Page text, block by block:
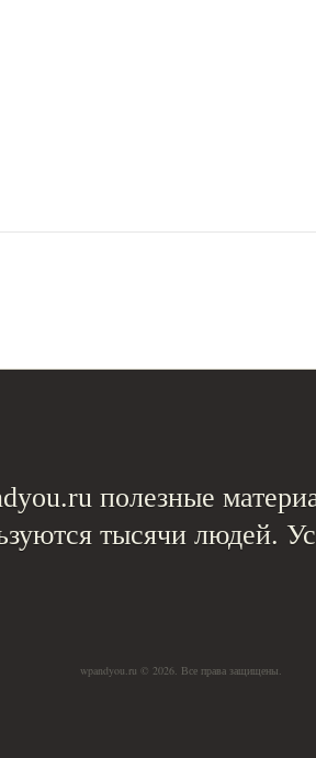
полезные
тысячи людей.
wpandyou.ru © 2026. Все права защищены.